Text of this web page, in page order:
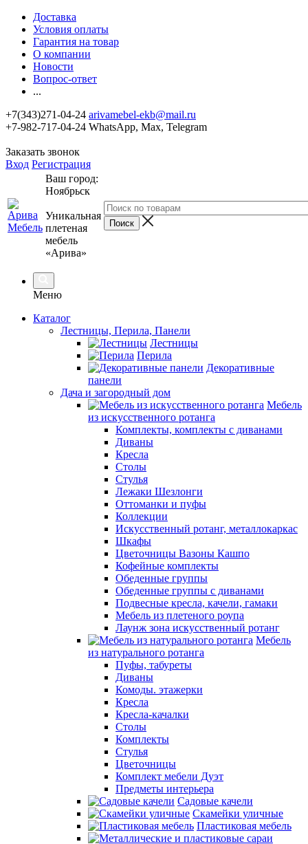
Доставка
Условия оплаты
Гарантия на товар
О компании
Новости
Вопрос-ответ
...
+7(343)271-04-24 arivamebel-ekb@mail.ru
+7-982-717-04-24 WhatsApp, Max, Telegram
Заказать звонок
Вход Регистрация
Ваш город:
Ноябрьск
Уникальная
плетеная
мебель
«Арива»
Меню
Каталог
Лестницы, Перила, Панели
Лестницы
Перила
Декоративные
панели
Дача и загородный дом
Мебель
из искусственного ротанга
Комплекты, комплекты с диванами
Диваны
Кресла
Столы
Стулья
Лежаки Шезлонги
Оттоманки и пуфы
Коллекции
Искусственный ротанг, металлокаркас
Шкафы
Цветочницы Вазоны Кашпо
Кофейные комплекты
Обеденные группы
Обеденные группы с диванами
Подвесные кресла, качели, гамаки
Мебель из плетеного роупа
Лаунж зона искусственный ротанг
Мебель
из натурального ротанга
Пуфы, табуреты
Диваны
Комоды. этажерки
Кресла
Кресла-качалки
Столы
Комплекты
Стулья
Цветочницы
Комплект мебели Дуэт
Предметы интерьера
Садовые качели
Скамейки уличные
Пластиковая мебель